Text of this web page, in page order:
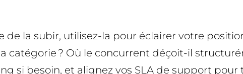
la subir, utilisez-la pour éclairer votre
catégorie ? Où le concurrent déçoit-il
si besoin, et alignez vos SLA de support